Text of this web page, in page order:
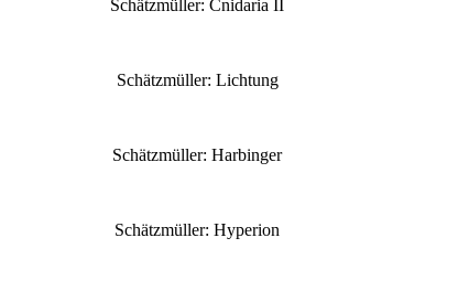
Schätzmüller: Cnidaria II
Schätzmüller: Lichtung
Schätzmüller: Harbinger
Schätzmüller: Hyperion